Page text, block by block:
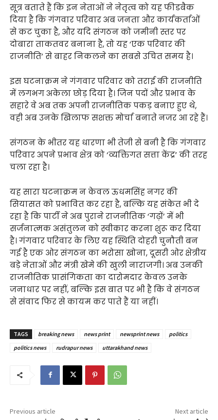
सूत्र बताते हैं कि इन नेताओं ने नेतृत्व को यह फीडबैक
दिया है कि गंगवार परिवार अब जनता और कार्यकर्ताओं
से कट चुका है, और यदि संगठन को जमीनी स्तर पर
दोबारा ताकतवर बनाना है, तो यह ‘एक परिवार की
राजनीति’ से बाहर निकलने का सबसे उचित समय है।
इस घटनाक्रम ने गंगवार परिवार को तराई की राजनीति
में लगभग अकेला छोड़ दिया है। जिन पदों और प्रभाव के
सहारे वे अब तक अपनी राजनीतिक पकड़ बनाए हुए थे,
वही अब उनके खिलाफ सशक्त मोर्चा बनाते नजर आ रहे हैं।
संगठन के भीतर यह धारणा भी तेजी से बनी है कि गंगवार
परिवार अपने प्रभाव क्षेत्र को ‘व्यक्तिगत सत्ता केंद्र’ की तरह
चला रहा है।
यह सारा घटनाक्रम न केवल ऊधमसिंह नगर की
सियासत को प्रभावित कर रहा है, बल्कि यह संकेत भी दे
रहा है कि पार्टी ने अब पुराने राजनीतिक ‘गढ़ों’ में भी
सर्जनात्मक असंतुलन को स्वीकार करना शुरू कर दिया
है। गंगवार परिवार के लिए यह स्थिति दोहरी चुनौती बन
गई है एक ओर संगठन का भरोसा खोना, दूसरी ओर क्षेत्रीय
बड़े नेताओं और मंत्री खेमे की खुली नाराजगी। अब उनकी
राजनीतिक प्रासंगिकता का दारोमदार केवल उनके
जनाधार पर नहीं, बल्कि इस बात पर भी है कि वे संगठन
से संवाद फिर से कायम कर पाते हैं या नहीं।
TAGS breaking news news print newsprint news
politics
politics news
rudrapur news uttarakhand news
Previous article Next article